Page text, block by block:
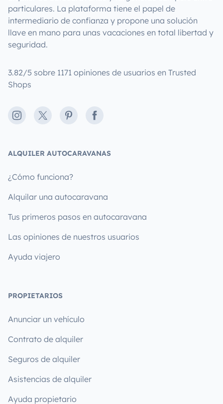
particulares. La plataforma tiene el papel de
intermediario de confianza y propone una solución
llave en mano para unas vacaciones en total libertad y
seguridad.
3.82/5 sobre 1171 opiniones de usuarios en Trusted
Shops
Instagram
X PinterestFacebook
ALQUILER AUTOCARAVANAS
¿Cómo funciona?
Alquilar una autocaravana
Tus primeros pasos en autocaravana
Las opiniones de nuestros usuarios
Ayuda viajero
PROPIETARIOS
Anunciar un vehículo
Contrato de alquiler
Seguros de alquiler
Asistencias de alquiler
Ayuda propietario